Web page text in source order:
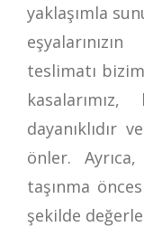
yaklaşımla
teslimatı
dayanıklıdır
önler.
taşınma
şekilde